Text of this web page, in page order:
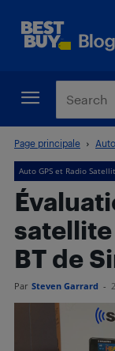
Page principale
Auto GPS et Radio
satellite
BT de
Par Steven Garrard -